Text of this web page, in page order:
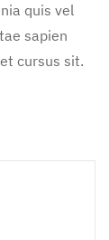
quis vel
sapien
cursus sit.